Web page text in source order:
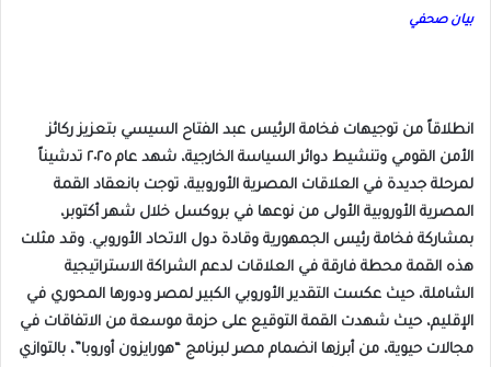
بيان صحفي
انطلاقاً من توجيهات فخامة الرئيس عبد الفتاح السيسي بتعزيز ركائز
الأمن القومي وتنشيط دوائر السياسة الخارجية، شهد عام ٢٠٢٥ تدشيناً
لمرحلة جديدة في العلاقات المصرية الأوروبية، توجت بانعقاد القمة
المصرية الأوروبية الأولى من نوعها في بروكسل خلال شهر أكتوبر،
بمشاركة فخامة رئيس الجمهورية وقادة دول الاتحاد الأوروبي. وقد مثلت
هذه القمة محطة فارقة في العلاقات لدعم الشراكة الاستراتيجية
الشاملة، حيث عكست التقدير الأوروبي الكبير لمصر ودورها المحوري في
الإقليم، حيث شهدت القمة التوقيع على حزمة موسعة من الاتفاقات في
مجالات حيوية، من أبرزها انضمام مصر لبرنامج “هورايزون أوروبا”، بالتوازي